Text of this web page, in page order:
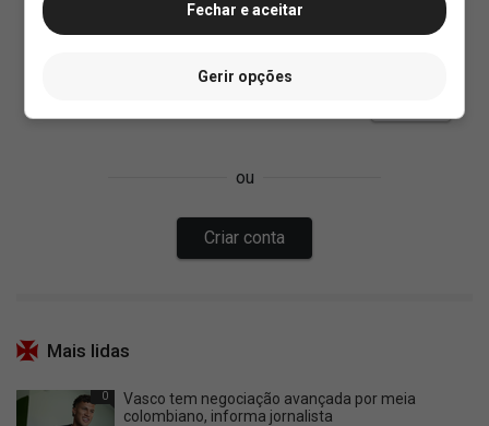
Mais lidas
0
Vasco tem negociação avançada por meia
colombiano, informa jornalista
Fechar e aceitar
Gerir opções